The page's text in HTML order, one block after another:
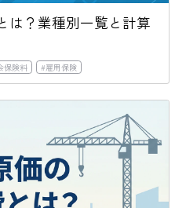
は？業種別一覧と計算
保険料 #雇用保険